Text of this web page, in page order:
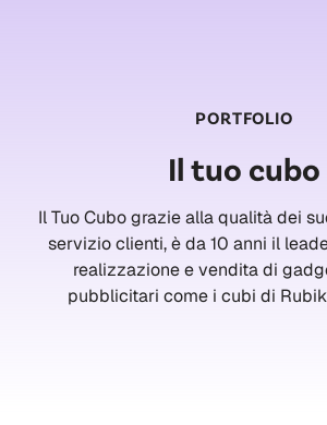
PORTFOLIO
Il tuo cubo
Il Tuo Cubo grazie alla qualità dei
servizio clienti, è da 10 anni il
realizzazione e vendita di
pubblicitari come i cubi di